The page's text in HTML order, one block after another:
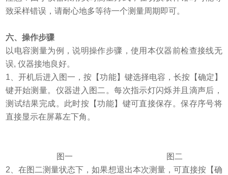
致采样错误，请耐心地多等待一个测量周期即可。
六、操作步骤
以电容测量为例，说明操作步骤，使用本仪器前检查接线无
误, 仪器接地良好。
1 、开机后进入图一，按【功能】键选择电容，长按【确定】
键开始测量。仪器进入图二。每次指示灯闪烁并且滴声后，
测试结果完成。此时按【功能】键可直接保存。保存序号将
直接显示在屏幕左下角。
图一 图二
2 、在图二测量状态下，如果想退出本次测量，可直接按【确